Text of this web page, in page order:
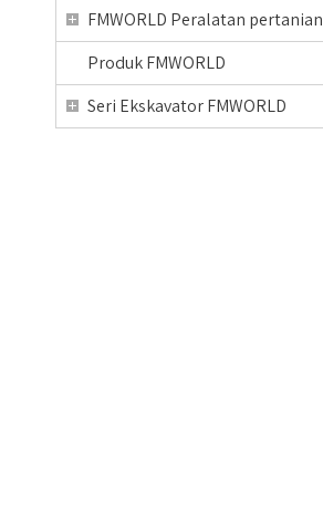
FMWORLD Peralatan pertanian
Produk FMWORLD
Seri Ekskavator FMWORLD